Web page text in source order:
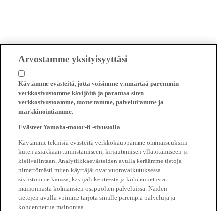
Arvostamme yksityisyyttäsi
Käytämme evästeitä, jotta voisimme ymmärtää paremmin
verkkosivustomme kävijöitä ja parantaa siten
verkkosivustoamme, tuotteitamme, palveluitamme ja
markkinointiamme.
Evästeet Yamaha-motor-fi -sivustolla
Käytämme teknisiä evästeitä verkkokauppamme ominaisuuksiin
kuten asiakkaan tunnistamiseen, kirjautumisen ylläpitämiseen ja
kielivalintaan. Analytiikkaevästeiden avulla keräämme tietoja
nimettömästi miten käyttäjät ovat vuorovaikutuksessa
sivustomme kanssa, kävijäliikenteestä ja kohdennetusta
mainonnasta kolmansien osapuolten palveluissa. Näiden
tietojen avulla voimme tarjota sinulle parempia palveluja ja
kohdennettua mainontaa.